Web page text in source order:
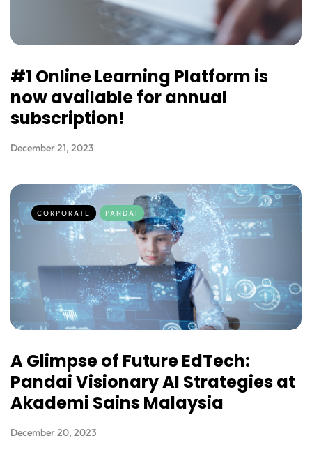
#1 Online Learning Platform is
now available for annual
subscription!
December 21, 2023
CORPORATE PANDAI
A Glimpse of Future EdTech:
Pandai Visionary AI Strategies at
Akademi Sains Malaysia
December 20, 2023